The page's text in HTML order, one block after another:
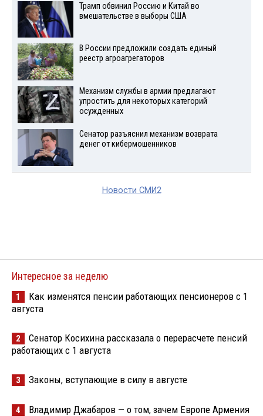
Трамп обвинил Россию и Китай во
вмешательстве в выборы США
В России предложили создать единый
реестр агроагрегаторов
Механизм службы в армии предлагают
упростить для некоторых категорий
осужденных
Сенатор разъяснил механизм возврата
денег от кибермошенников
Новости СМИ2
Интересное за неделю
1
Как изменятся пенсии работающих пенсионеров с 1
августа
2
Сенатор Косихина рассказала о перерасчете пенсий
работающих с 1 августа
3 Законы, вступающие в силу в августе
4 Владимир Джабаров — о том, зачем Европе Армения